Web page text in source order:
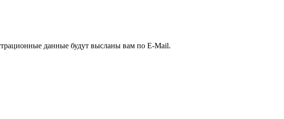
данные будут высланы вам по E-Mail.